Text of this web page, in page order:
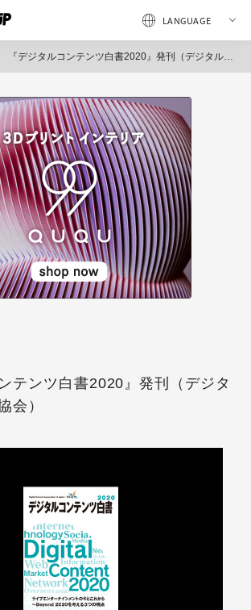
『デジタルコンテンツ白書2020』発刊（デジタルコンテンツ協会）
テンツ白書2020』発刊（デジタ
会）